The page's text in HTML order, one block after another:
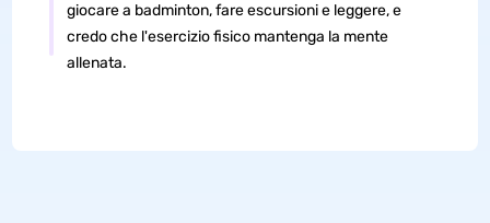
giocare a badminton, fare escursioni e leggere, e
credo che l'esercizio fisico mantenga la mente
allenata.